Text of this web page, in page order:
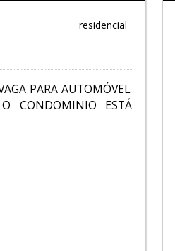
residencial
PARA AUTOMÓVEL.
CONDOMINIO ESTÁ